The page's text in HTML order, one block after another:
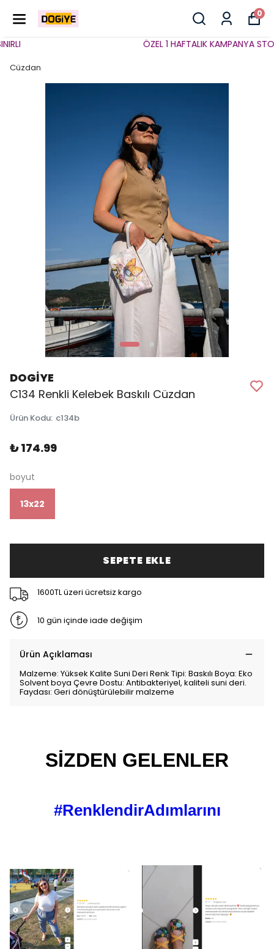
0
ÖZEL 1 HAFTALIK KAMPANYA
Cüzdan
DOGİYE
C134 Renkli Kelebek Baskılı Cüzdan
Ürün Kodu: c134b
₺ 174.99
boyut
13x22
SEPETE EKLE
1600TL üzeri ücretsiz kargo
10 gün içinde iade değişim
Ürün Açıklaması
Malzeme: Yüksek Kalite Suni Deri Renk Tipi: Baskılı Boya: Eko
Solvent boya Çevre Dostu: Antibakteriyel, kaliteli suni deri.
Faydası: Geri dönüştürülebilir malzeme
SİZDEN GELENLER
#RenklendirAdımlarını